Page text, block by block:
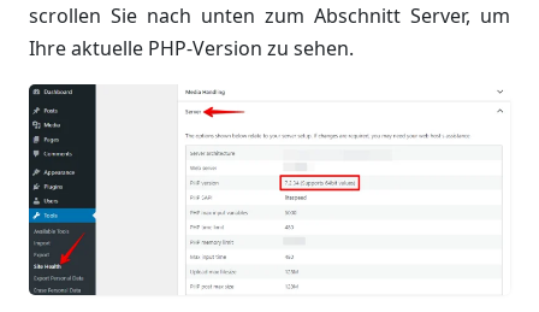
scrollen Sie nach unten zum Abschnitt Server, um
Ihre aktuelle PHP-Version zu sehen.